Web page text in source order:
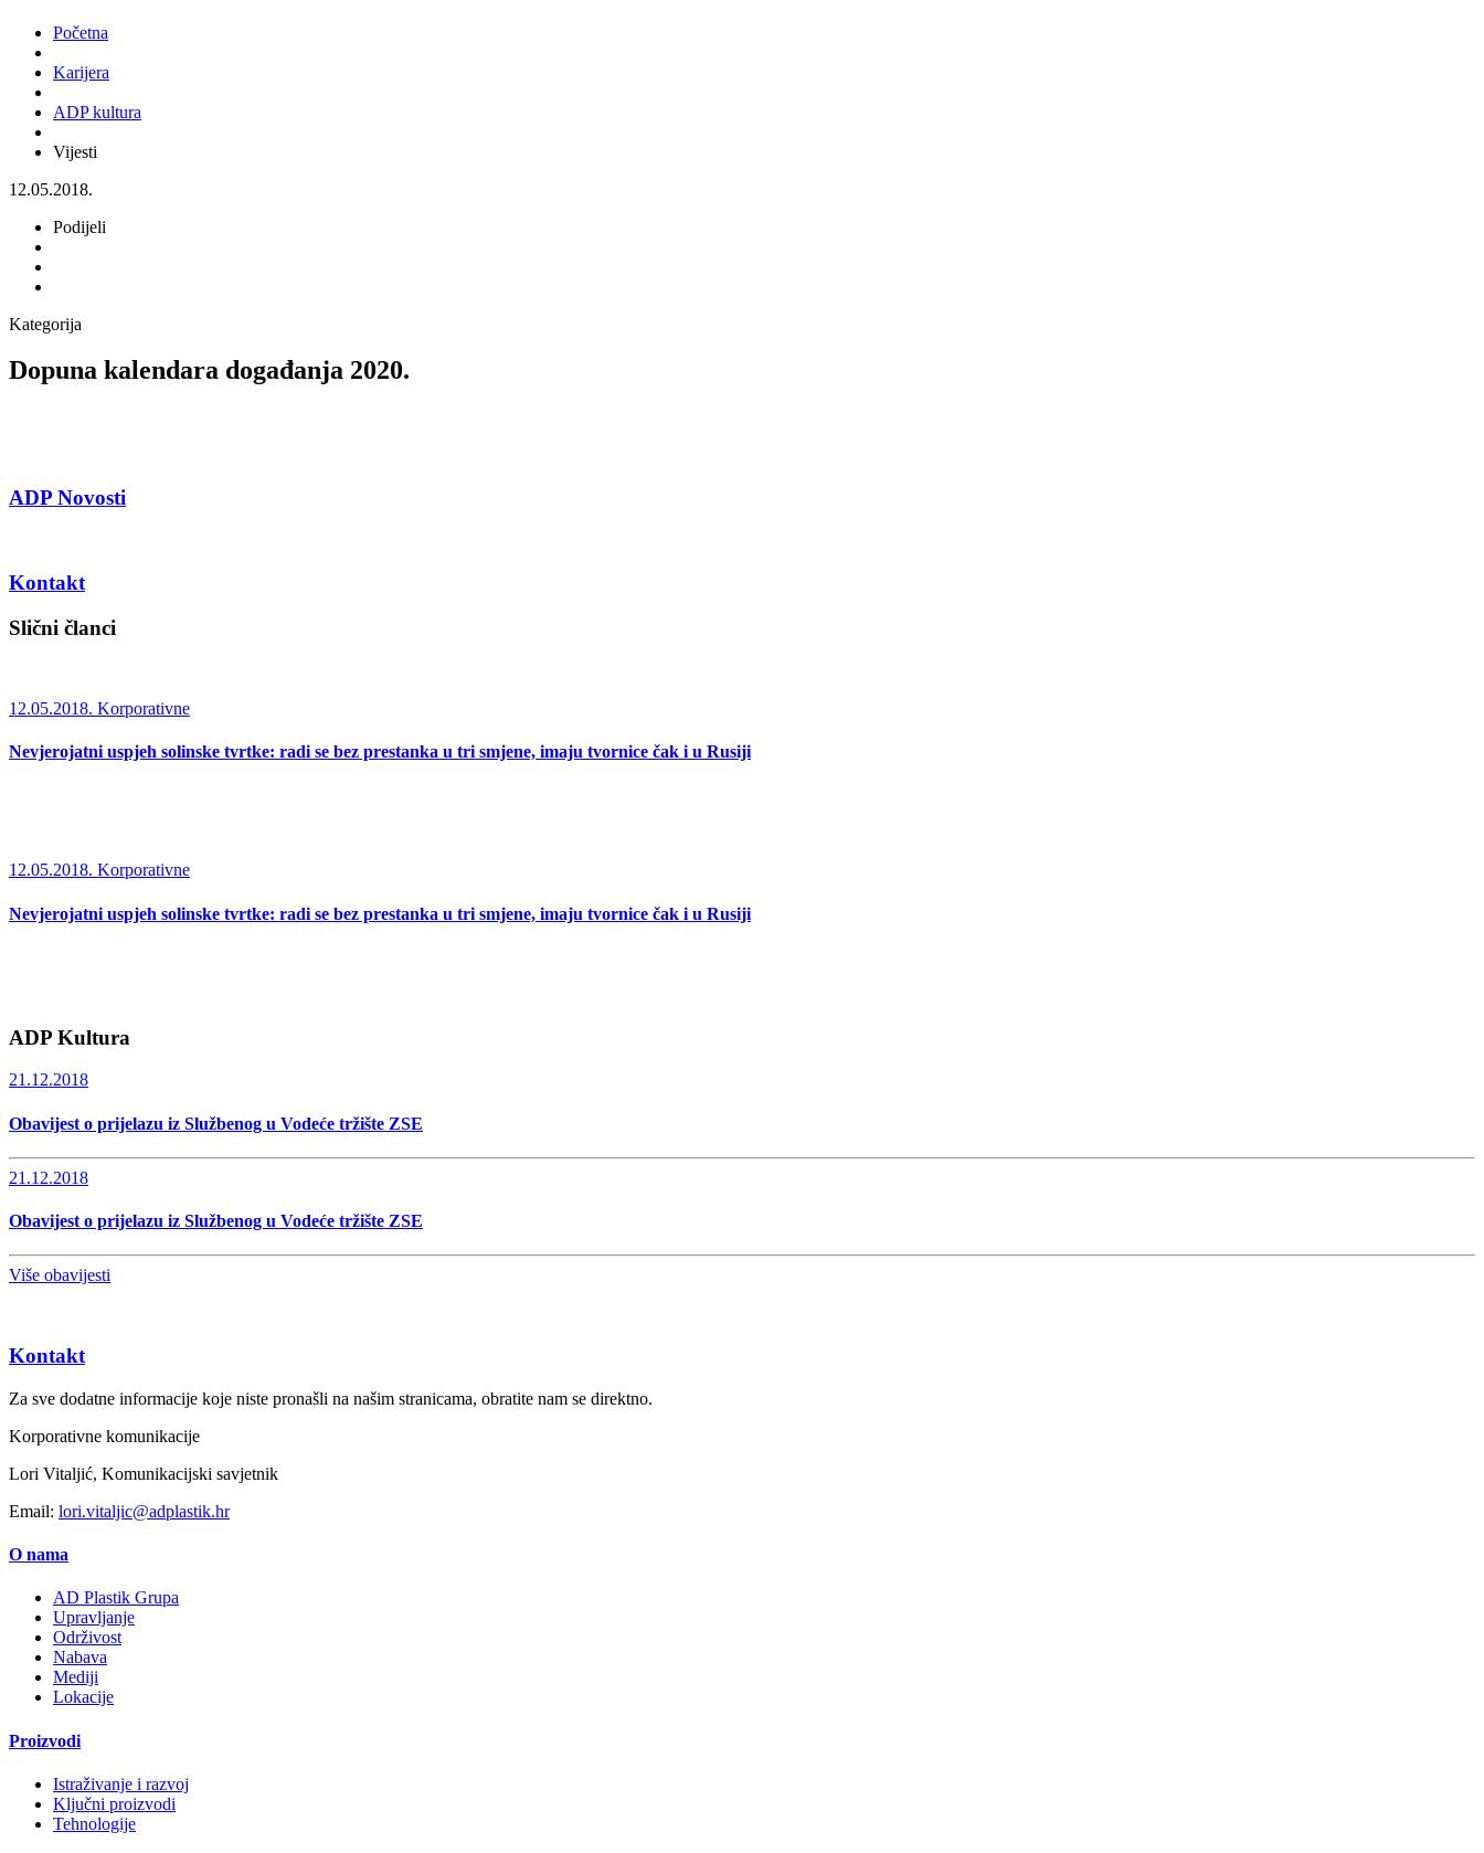
Početna
Karijera
ADP kultura
Vijesti
12.05.2018.
Podijeli
Kategorija
Dopuna kalendara događanja 2020.
ADP Novosti
Kontakt
Slični članci
12.05.2018. Korporativne
Nevjerojatni uspjeh solinske tvrtke: radi se bez prestanka u tri smjene, imaju tvornice čak i u Rusiji
12.05.2018. Korporativne
Nevjerojatni uspjeh solinske tvrtke: radi se bez prestanka u tri smjene, imaju tvornice čak i u Rusiji
ADP Kultura
21.12.2018
Obavijest o prijelazu iz Službenog u Vodeće tržište ZSE
21.12.2018
Obavijest o prijelazu iz Službenog u Vodeće tržište ZSE
Više obavijesti
Kontakt
Za sve dodatne informacije koje niste pronašli na našim stranicama, obratite nam se direktno.
Korporativne komunikacije
Lori Vitaljić, Komunikacijski savjetnik
Email: lori.vitaljic@adplastik.hr
O nama
AD Plastik Grupa
Upravljanje
Održivost
Nabava
Mediji
Lokacije
Proizvodi
Istraživanje i razvoj
Ključni proizvodi
Tehnologije